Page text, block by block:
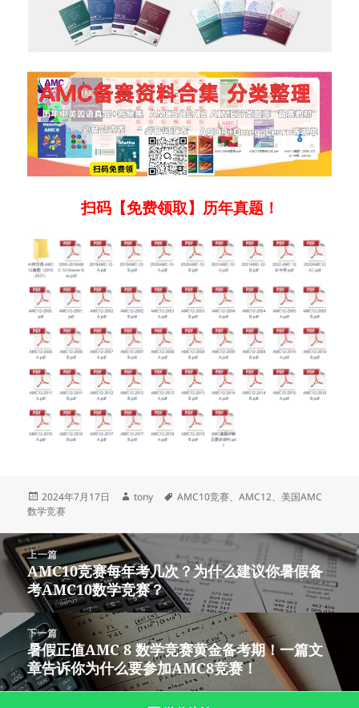
扫码【免费领取】历年真题！
发
布
2024年7月17日
作
tony
标
AMC10竞赛、AMC12、美国AMC
数学竞赛
文
章
导
上一篇
上
篇
文
章：
AMC10竞赛每年考几次？为什么建议你暑假备
考AMC10数学竞赛？
下一篇
下
篇
文
暑假正值AMC 8 数学竞赛黄金备考期！一篇文
章告诉你为什么要参加AMC8竞赛！